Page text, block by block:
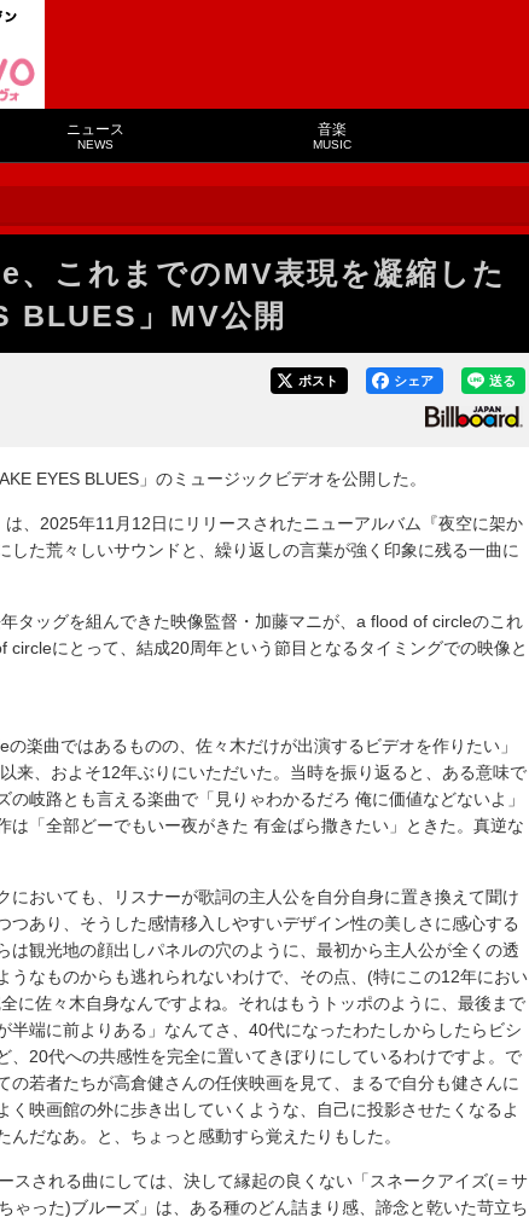
ニュース
NEWS
音楽
MUSIC
これまでのMV表現を凝縮した
BLUES」MV公開
送る
シェア
ポスト
EYES BLUES」のミュージックビデオを公開した。
、2025年11月12日にリリースされたニューアルバム『夜空に架か
した荒々しいサウンドと、繰り返しの言葉が強く印象に残る一曲に
タッグを組んできた映像監督・加藤マニが、a flood of circleのこれ
circleにとって、結成20周年という節目となるタイミングでの映像と
の楽曲ではあるものの、佐々木だけが出演するビデオを作りたい」
来、およそ12年ぶりにいただいた。当時を振り返ると、ある意味で
の岐路とも言える楽曲で「見りゃわかるだろ 俺に価値などないよ」
は「全部どーでもいー夜がきた 有金ばら撒きたい」ときた。真逆な
においても、リスナーが歌詞の主人公を自分自身に置き換えて聞け
つあり、そうした感情移入しやすいデザイン性の美しさに感心する
は観光地の顔出しパネルの穴のように、最初から主人公が全くの透
うなものからも逃れられないわけで、その点、(特にこの12年におい
に佐々木自身なんですよね。それはもうトッポのように、最後まで
半端に前よりある」なんてさ、40代になったわたしからしたらビシ
、20代への共感性を完全に置いてきぼりにしているわけですよ。で
の若者たちが高倉健さんの任侠映画を見て、まるで自分も健さんに
く映画館の外に歩き出していくような、自己に投影させたくなるよ
んだなあ。と、ちょっと感動すら覚えたりもした。
スされる曲にしては、決して縁起の良くない「スネークアイズ(＝サ
ゃった)ブルーズ」は、ある種のどん詰まり感、諦念と乾いた苛立ち